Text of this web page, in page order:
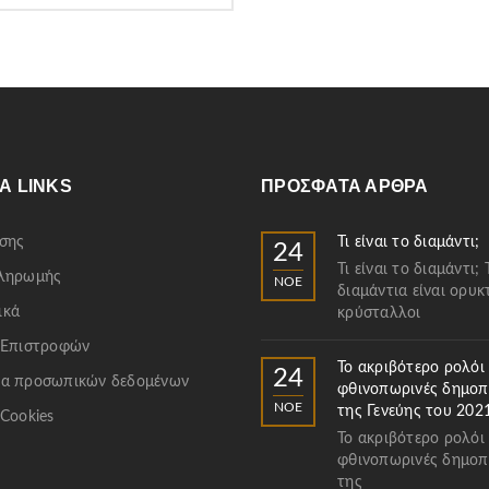
LINKS
προσωπικών δεδομένων
ΠΡΌΣΦΑΤΑ ΆΡΘΡΑ
24
ΝΟΈ
Τι είναι το διαμάντι;
Τι είναι το διαμάντι;
διαμάντια είναι
κρύσταλλοι
24
ΝΟΈ
Το ακριβότερο
φθινοπωρινές
της Γενεύης του
Το ακριβότερο
φθινοπωρινές
της